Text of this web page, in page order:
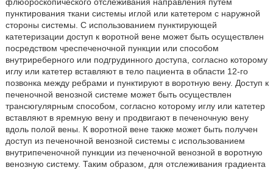
пунктирования ткани системы иглой или катетером с наружной
стороны системы. С использованием пунктирующей
катетеризации доступ к воротной вене может быть осуществлен
посредством чреспеченочной пункции или способом
внутриреберного или подгрудинного доступа, согласно которому
иглу или катетер вставляют в тело пациента в области 12-го
позвонка между ребрами и пунктируют в воротную вену. Доступ к
печеночной венозной системе может быть осуществлен
трансюгулярным способом, согласно которому иглу или катетер
вставляют в яремную вену и продвигают в печеночную вену
вдоль полой вены. К воротной вене также может быть получен
доступ из печеночной венозной системы с использованием
внутрипеченочной пункции из печеночной венозной в воротную
венозную систему. Таким образом, для отслеживания градиента